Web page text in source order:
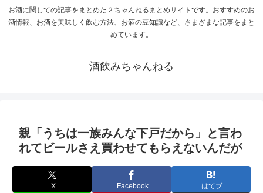
お酒に関しての記事をまとめた２ちゃんねるまとめサイトです。おすすめのお
酒情報、お酒を美味しく飲む方法、お酒の豆知識など、さまざまな記事をまと
めています。
酒飲みちゃんねる
親「うちは一族みんな下戸だから」と言わ
れてビールさえ買わせてもらえないんだが
X Facebook はてブ